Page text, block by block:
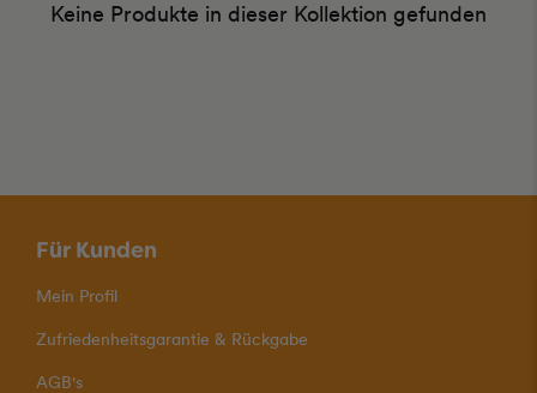
Keine Produkte in dieser Kollektion gefunden
Für Kunden
Mein Profil
Zufriedenheitsgarantie & Rückgabe
AGB's